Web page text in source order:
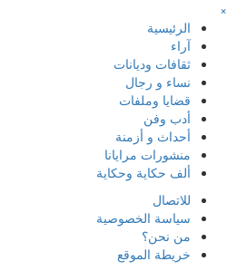
×
الرئيسية
آراء
ثقافات وديانات
نساء و رجال
قضايا وملفات
أدب وفن
أحداث و أزمنة
منشورات مرايانا
ألف حكاية وحكاية
للاتصال
سياسة الخصوصية
من نحن؟
خريطة الموقع